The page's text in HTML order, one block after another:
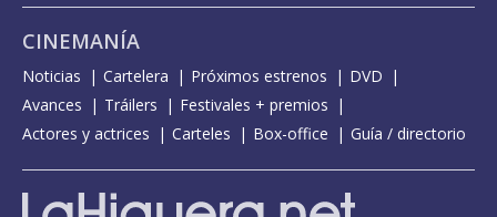
CINEMANÍA
Noticias Cartelera Próximos estrenos
DVD
Avances
Tráilers
Festivales + premios
Actores y actrices
Carteles Box-office Guía / directorio